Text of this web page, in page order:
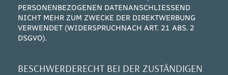
PERSONENBEZOGENEN DATENANSCHLIESSEND
NICHT MEHR ZUM ZWECKE DER DIREKTWERBUNG
VERWENDET (WIDERSPRUCHNACH ART. 21 ABS. 2
DSGVO).
BESCHWERDERECHT BEI DER ZUSTÄNDIGEN